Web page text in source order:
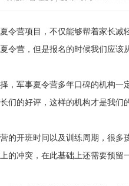
营项目，不仅能够帮着家长减
令营，但是报名的时候我们应该
军事夏令营多年口碑的机构一
们的好评，这样的机构才是我们
开班时间以及训练周期，很多
的冲突，在此基础上还需要预留